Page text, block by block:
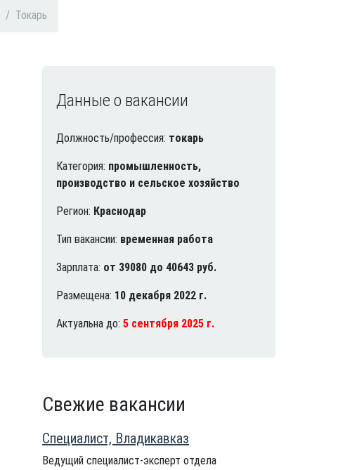
Токарь
Данные о вакансии
Должность/профессия: токарь
Категория: промышленность,
производство и сельское хозяйство
Регион: Краснодар
Тип вакансии: временная работа
Зарплата: от 39080 до 40643 руб.
Размещена: 10 декабря 2022 г.
Актуальна до: 5 сентября 2025 г.
Свежие вакансии
Специалист, Владикавказ
Ведущий специалист-эксперт отдела